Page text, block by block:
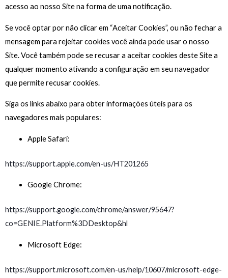
acesso ao nosso Site na forma de uma notificação.
Se você optar por não clicar em “Aceitar Cookies”, ou não fechar a
mensagem para rejeitar cookies você ainda pode usar o nosso
Site. Você também pode se recusar a aceitar cookies deste Site a
qualquer momento ativando a configuração em seu navegador
que permite recusar cookies.
Siga os links abaixo para obter informações úteis para os
navegadores mais populares:
Apple Safari:
https://support.apple.com/en-us/HT201265
Google Chrome:
https://support.google.com/chrome/answer/95647?
co=GENIE.Platform%3DDesktop&hl
Microsoft Edge:
https://support.microsoft.com/en-us/help/10607/microsoft-edge-